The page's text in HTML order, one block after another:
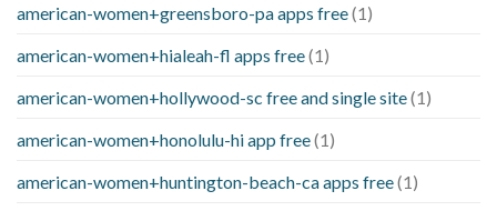
american-women+greensboro-pa apps free(1)
american-women+hialeah-fl apps free(1)
american-women+hollywood-sc free and single site(1)
american-women+honolulu-hi app free(1)
american-women+huntington-beach-ca apps free(1)